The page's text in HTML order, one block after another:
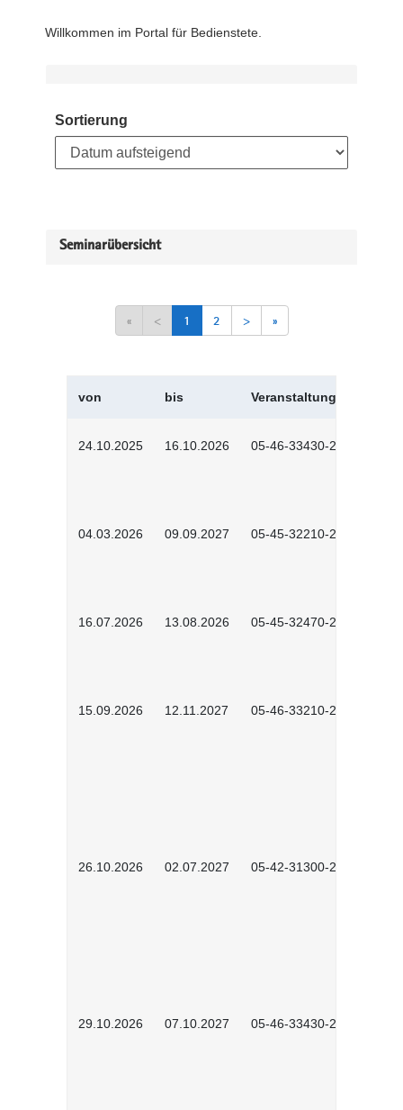
Willkommen im Portal für Bedienstete.
Sortierung
Seminarübersicht
« < 1 2 > »
von bis Veranstaltungskürzel
24.10.2025 16.10.2026 05-46-33430-2501
04.03.2026 09.09.2027 05-45-32210-2601
16.07.2026 13.08.2026 05-45-32470-2601
15.09.2026 12.11.2027 05-46-33210-2601
26.10.2026 02.07.2027 05-42-31300-2601
29.10.2026 07.10.2027 05-46-33430-2601